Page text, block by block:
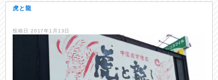
虎と龍
投稿日 2017年1月13日